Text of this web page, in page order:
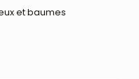
et baumes